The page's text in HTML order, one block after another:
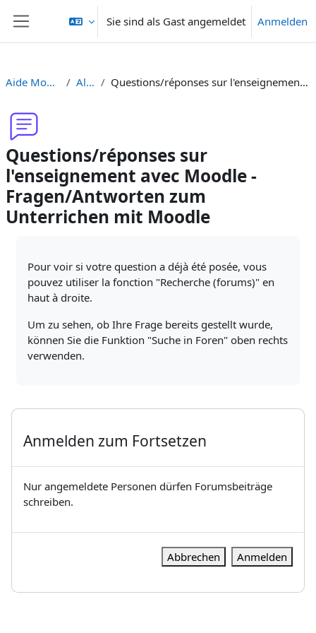
Website-Übersicht
Sie sind als Gast angemeldet Anmelden
Aide Moodle - Moodle Hilfe Allgemeines Questions/réponses sur l'enseignement avec Moodle - Fragen/Antworten zum Unterrichen mit Moodle
Questions/réponses sur
l'enseignement avec Moodle -
Fragen/Antworten zum
Unterrichen mit Moodle
Pour voir si votre question a déjà été posée, vous
pouvez utiliser la fonction "Recherche (forums)" en
haut à droite.
Um zu sehen, ob Ihre Frage bereits gestellt wurde,
können Sie die Funktion "Suche in Foren" oben rechts
verwenden.
Anmelden zum Fortsetzen
Nur angemeldete Personen dürfen Forumsbeiträge
schreiben.
Abbrechen Anmelden